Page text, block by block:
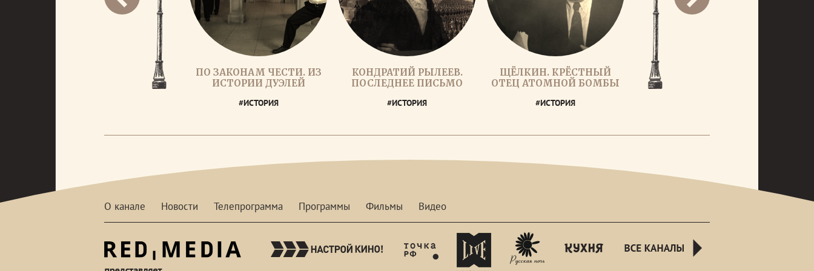
ПО ЗАКОНАМ ЧЕСТИ. ИЗ
ИСТОРИИ ДУЭЛЕЙ
#ИСТОРИЯ
КОНДРАТИЙ РЫЛЕЕВ.
ПОСЛЕДНЕЕ ПИСЬМО
#ИСТОРИЯ
ЩЁЛКИН. КРЁСТНЫЙ
ОТЕЦ АТОМНОЙ БОМБЫ
#ИСТОРИЯ
О канале Новости Телепрограмма Программы Фильмы Видео
nastroykino mymusictv rusnight kuhnyatv